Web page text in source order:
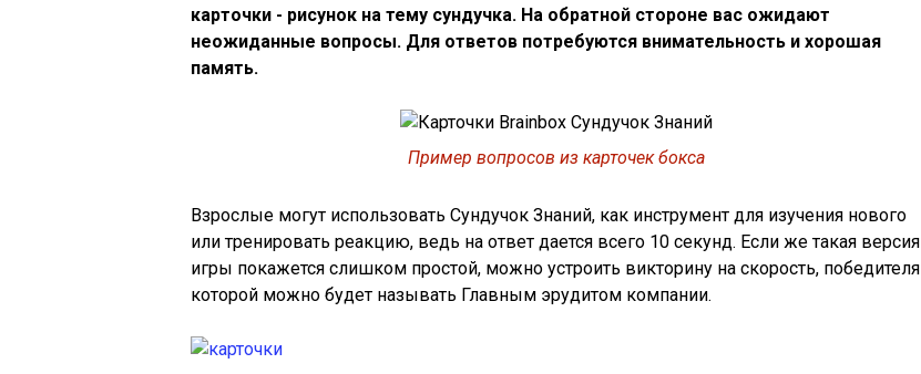
карточки - рисунок на тему сундучка. На обратной стороне вас ожидают
неожиданные вопросы. Для ответов потребуются внимательность и хорошая
память.
Пример вопросов из карточек бокса
Взрослые могут использовать Сундучок Знаний, как инструмент для изучения нового
или тренировать реакцию, ведь на ответ дается всего 10 секунд. Если же такая версия
игры покажется слишком простой, можно устроить викторину на скорость, победителя
которой можно будет называть Главным эрудитом компании.